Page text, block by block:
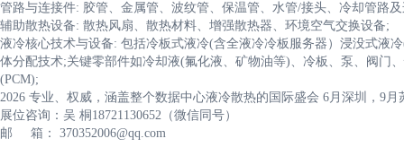
管路与连接件: 胶管、金属管、波纹管、保温管、水管/接头、冷却管路
辅助散热设备: 散热风扇、散热材料、增强散热器、环境空气交换设备;
液冷核心技术与设备: 包括冷板式液冷(含全液冷冷板服务器）浸没式液
体分配技术;关键零部件如冷却液(氟化液、矿物油等)、冷板、泵、阀门
(PCM);
2026 专业、权威，涵盖整个数据中心液冷散热的国际盛会 6月深圳，9
展位咨询：吴 桐18721130652（微信同号）
邮 箱： 370352006@qq.com